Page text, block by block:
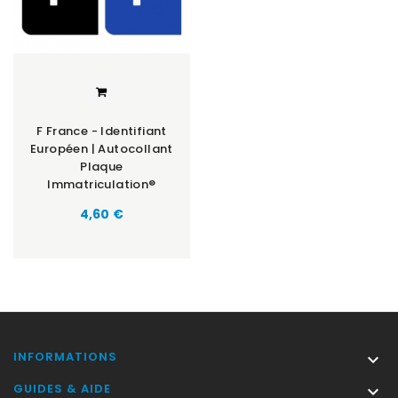
F France - Identifiant
Européen | Autocollant
Plaque
Immatriculation®
Prix
4,60 €
INFORMATIONS 
GUIDES & AIDE 